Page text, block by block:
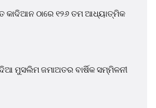
ଠାରେ ୧୨୬ ତମ ଆଧ୍ୟାତ୍ମିକ
ମୁସଲିମ ଜମାଅତର ବାର୍ଷିକ ସମ୍ମିଳନୀ